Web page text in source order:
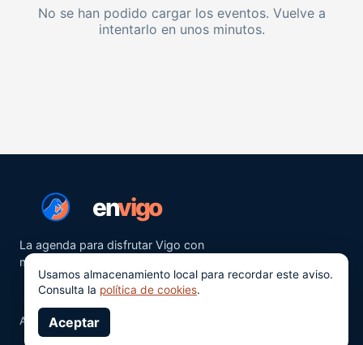
No se han podido cargar los eventos. Vuelve a
intentarlo en unos minutos.
envigo
La agenda para disfrutar Vigo con
más ganas.
Aviso legalPrivacidad
Usamos almacenamiento local para recordar este aviso.
Consulta la política de cookies.
Aceptar